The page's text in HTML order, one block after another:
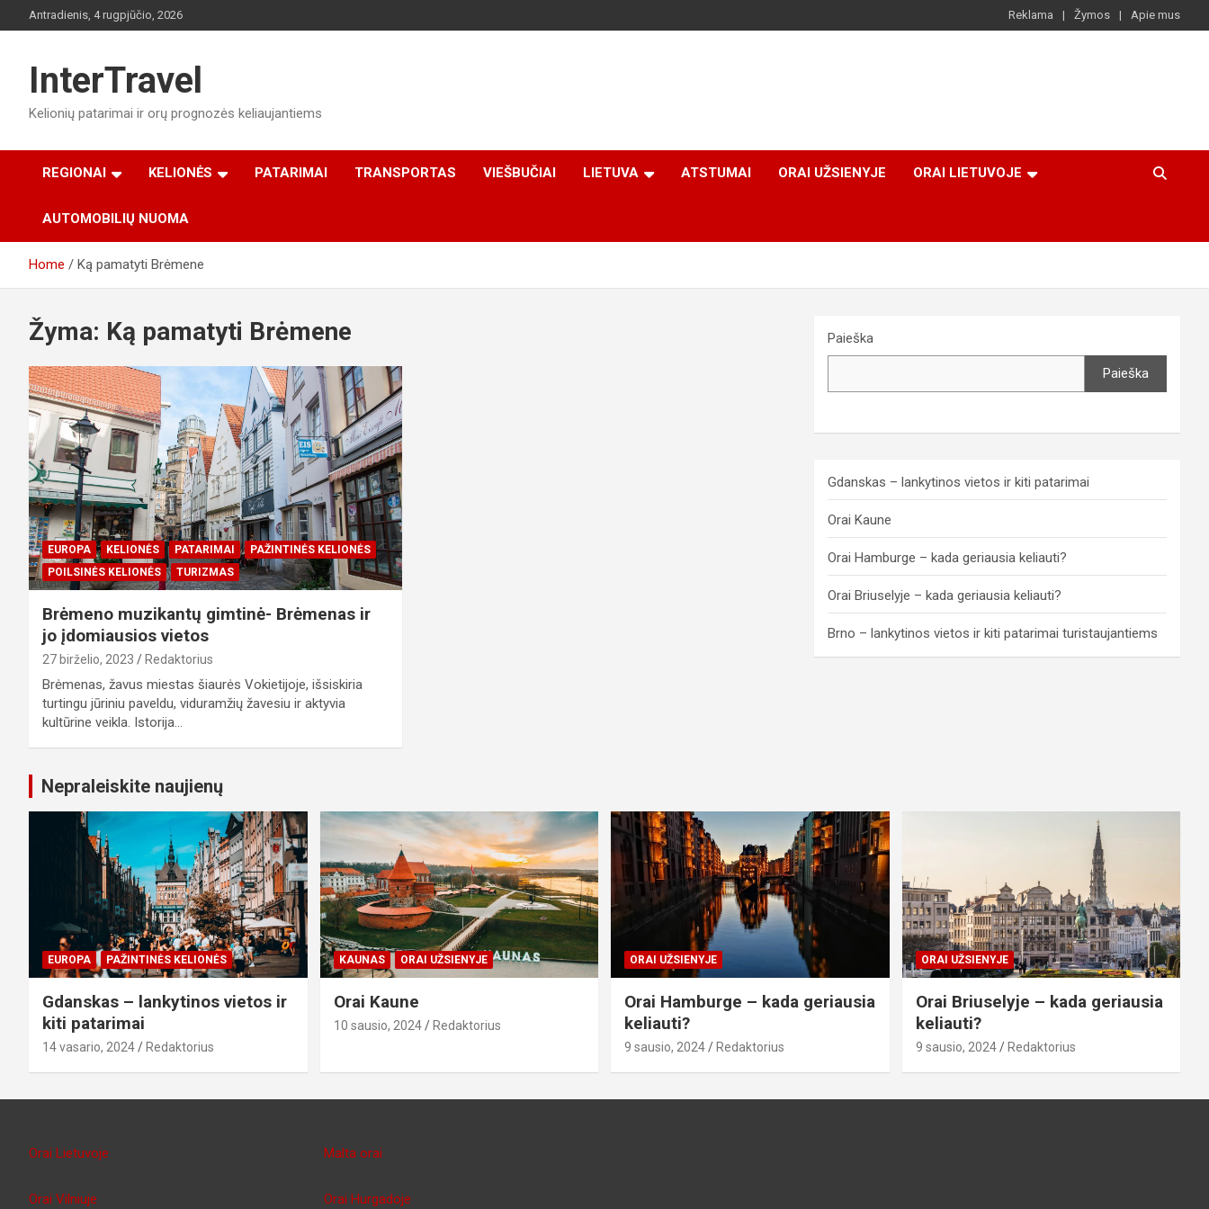
to
Antradienis, 4 rugpjūčio, 2026 Reklama Žymos Apie mus
InterTravel
Kelionių patarimai ir orų prognozės keliaujantiems
REGIONAI KELIONĖS PATARIMAI TRANSPORTAS VIEŠBUČIAI LIETUVA ATSTUMAI ORAI UŽSIENYJE ORAI LIETUVOJE
AUTOMOBILIŲ NUOMA
Home Ką pamatyti Brėmene
Žyma: Ką pamatyti Brėmene
EUROPA KELIONĖS PATARIMAI
PAŽINTINĖS KELIONĖS
POILSINĖS KELIONĖS
TURIZMAS
Brėmeno muzikantų gimtinė- Brėmenas ir
jo įdomiausios vietos
27 birželio, 2023 Redaktorius
Brėmenas, žavus miestas šiaurės Vokietijoje, išsiskiria
turtingu jūriniu paveldu, viduramžių žavesiu ir aktyvia
kultūrine veikla. Istorija…
Paieška
Paieška
Gdanskas – lankytinos vietos ir kiti patarimai
Orai Kaune
Orai Hamburge – kada geriausia keliauti?
Orai Briuselyje – kada geriausia keliauti?
Brno – lankytinos vietos ir kiti patarimai turistaujantiems
Nepraleiskite naujienų
EUROPA PAŽINTINĖS KELIONĖS
Gdanskas – lankytinos vietos ir
kiti patarimai
14 vasario, 2024 Redaktorius
KAUNAS ORAI UŽSIENYJE
Orai Kaune
10 sausio, 2024 Redaktorius
ORAI UŽSIENYJE
Orai Hamburge – kada geriausia
keliauti?
9 sausio, 2024 Redaktorius
ORAI UŽSIENYJE
Orai Briuselyje – kada geriausia
keliauti?
9 sausio, 2024 Redaktorius
Orai Lietuvoje
Orai Vilniuje
Malta orai
Orai Hurgadoje